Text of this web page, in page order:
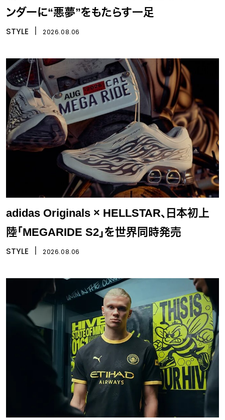
ンダーに“悪夢”をもたらす一足
STYLE 2026.08.06
adidas Originals × HELLSTAR、日本初上
陸「MEGARIDE S2」を世界同時発売
STYLE 2026.08.06